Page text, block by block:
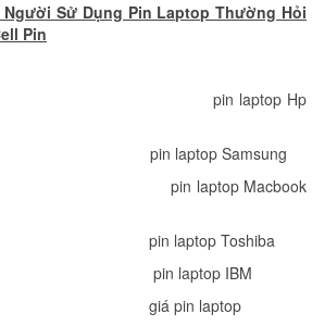
Người Sử Dụng Pin Laptop Thường Hỏi
Pin
pin laptop Hp
pin laptop Samsung
pin laptop Macbook
pin laptop Toshiba
pin laptop IBM
giá pin laptop